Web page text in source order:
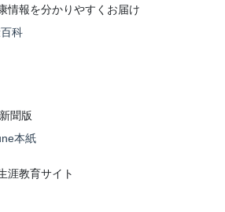
情報を分かりやすくお届け
科
聞版
本紙
涯教育サイト